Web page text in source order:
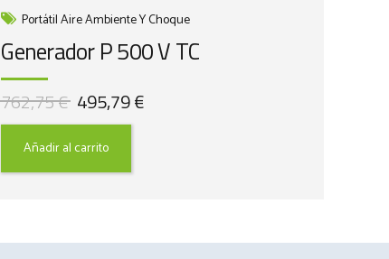
Portátil Aire Ambiente Y Choque
Generador P 500 V TC
762,75€ El
precio
original
era:
495,79€El
Añadir al carrito